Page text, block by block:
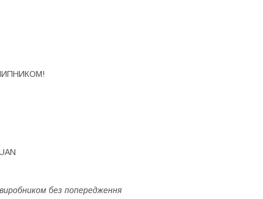
без попередження